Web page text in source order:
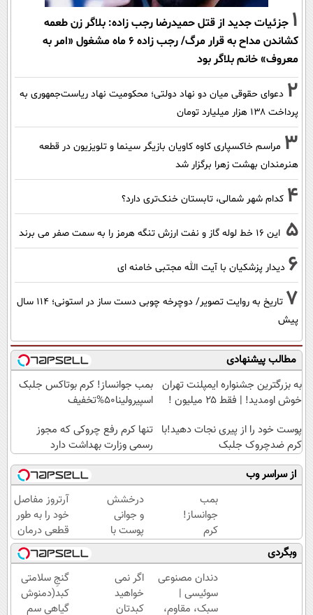
1 جزئیات جدید از قتل حمیدرضا رجب زاده: بلاگر زن طعمه
کشاندن مداح به قرار مرگ/ رجب زاده 6 ماه مشغول «امر به
معروف» خانم بلاگر بود
2 دعوای حقوقی میان دو نهاد دولتی؛ محکومیت نهاد ریاست‌جمهوری به
پرداخت ۱۳۸ هزار میلیارد تومان
3 مراسم خاکسپاری کاوه کاویان بازیگر سینما و تلویزیون در قطعه
هنرمندان بهشت زهرا برگزار شد
4 کدام شهر شمالی، تابستان خنک‌تری دارد؟
5 این 16 خط لوله گاز و نفت ارزش تنگه هرمز را به سمت صفر می برند
6 دیدار پزشکیان با آیت الله مجتبی خامنه ای
7
تاریخ به روایت تصویر/ دوچرخه چوبی دست ساز در استونی؛ 114 سال
پیش
مطالب پیشنهادی
به بزرگترین جشنواره ایمپلنت تهران
خوش اومدید! | فقط ۲۵ میلیون !
بمب جوانساز! کرم بوتاکس جلبک
اسپیرولینا50%تخفیف
پوست خود را از پیری نجات دهید!با
کرم ضدچروک جلبک
تنها کرم رفع چروکی که مجوز
رسمی وزارت بهداشت دارد
از سراسر وب
بمب
جوانساز!
کرم
بوتاکس
جلبک
اسپیرولینا50%تخفیف
درخشش
و جوانی
پوست با
جلبک
اسپیرولینا!
خرید
محصول با
تخفیف
آرتروز مفاصل
خود را به طور
قطعی درمان
کنید!
◗پرسش‌نامه◖
وبگردی
دندان مصنوعی
سوئیسی |
سبک، مقاوم،
اگر نمی
خواهید
کبدتان
گنجِ سلامتی
کبد(دمنوش
گیاهی سم